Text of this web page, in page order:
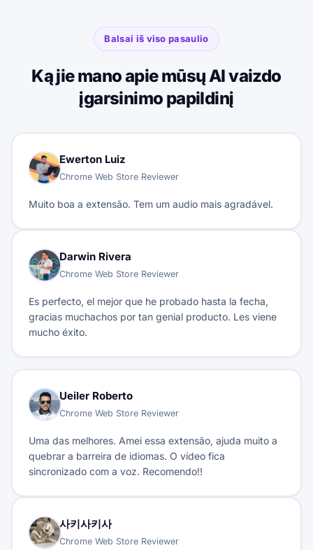
Balsai iš viso pasaulio
Ką jie mano apie mūsų AI vaizdo
įgarsinimo papildinį
Ewerton Luiz
Chrome Web Store Reviewer
Muito boa a extensão. Tem um audio mais agradável.
Darwin Rivera
Chrome Web Store Reviewer
Es perfecto, el mejor que he probado hasta la fecha,
gracias muchachos por tan genial producto. Les viene
mucho éxito.
Ueiler Roberto
Chrome Web Store Reviewer
Uma das melhores. Amei essa extensão, ajuda muito a
quebrar a barreira de idiomas. O vídeo fica
sincronizado com a voz. Recomendo!!
사키사키사
Chrome Web Store Reviewer